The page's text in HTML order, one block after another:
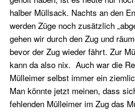
halber Müllsack. Nachts an den
werden Züge noch zusätzlich
gehen wir durch den Zug und
bevor der Zug wieder fährt. Zur
kann da also nix. Auch war die
Mülleimer selbst immer ein
Man könnte jetzt meinen, dass
fehlenden Mülleimer im Zug das